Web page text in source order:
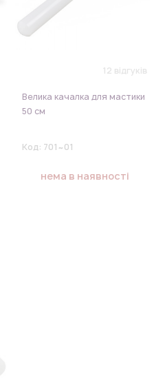
12 відгуків
Велика качалка для мастики
50 см
Код: 701~01
нема в наявності